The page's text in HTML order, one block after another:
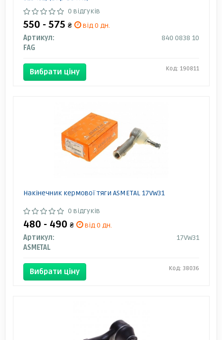
0 відгуків
550 - 575 ₴
від 0 дн.
Артикул:
840 0838 10
FAG
Вибрати ціну Код: 190811
Накінечник кермової тяги ASMETAL 17VW31
0 відгуків
480 - 490 ₴
від 0 дн.
Артикул:
17VW31
ASMETAL
Вибрати ціну Код: 38036